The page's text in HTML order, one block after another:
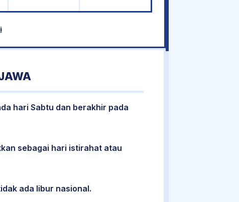
hari Sabtu dan berakhir pada
sebagai hari istirahat atau
ada libur nasional.